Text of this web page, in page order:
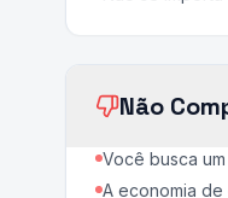
Não
Você busca
A economia